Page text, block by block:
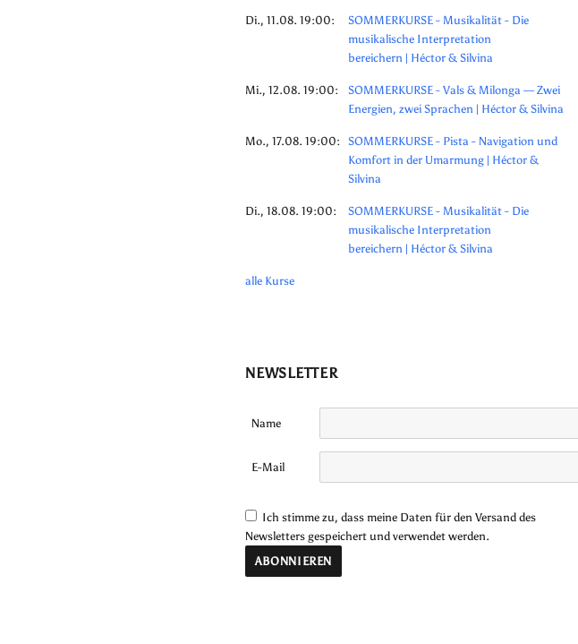
Di., 11.08. 19:00:
SOMMERKURSE - Musikalität - Die
musikalische Interpretation
bereichern | Héctor & Silvina
Mi., 12.08. 19:00:
SOMMERKURSE - Vals & Milonga — Zwei
Energien, zwei Sprachen | Héctor & Silvina
Mo., 17.08. 19:00: SOMMERKURSE - Pista - Navigation und
Komfort in der Umarmung | Héctor &
Silvina
Di., 18.08. 19:00:
SOMMERKURSE - Musikalität - Die
musikalische Interpretation
bereichern | Héctor & Silvina
alle Kurse
NEWSLETTER
Name
E-Mail
Ich stimme zu, dass meine Daten für den Versand des
Newsletters gespeichert und verwendet werden.